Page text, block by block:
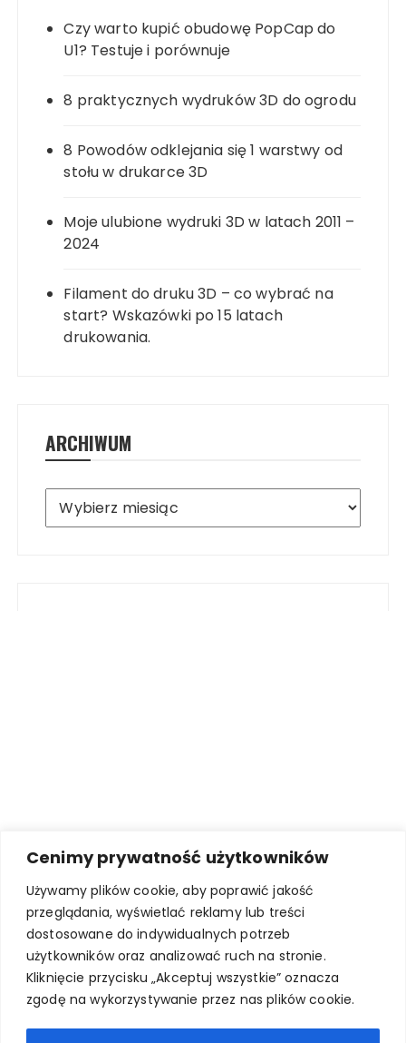
Cenimy prywatność użytkowników
Używamy plików cookie, aby poprawić jakość
przeglądania, wyświetlać reklamy lub treści
dostosowane do indywidualnych potrzeb
użytkowników oraz analizować ruch na stronie.
Kliknięcie przycisku „Akceptuj wszystkie” oznacza
zgodę na wykorzystywanie przez nas plików cookie.
Czy warto kupić obudowę PopCap do
U1? Testuje i porównuje
8 praktycznych wydruków 3D do ogrodu
8 Powodów odklejania się 1 warstwy od
stołu w drukarce 3D
Moje ulubione wydruki 3D w latach 2011 –
2024
Filament do druku 3D – co wybrać na
start? Wskazówki po 15 latach
drukowania.
ARCHIWUM
Archiwum